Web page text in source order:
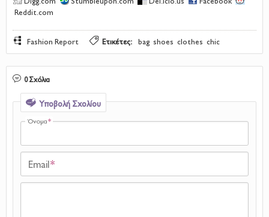
Reddit.com
Fashion Report Ετικέτες: bag shoes clothes chic
0 Σχόλια
Υποβολή Σχολίου
Όνομα*
Email*